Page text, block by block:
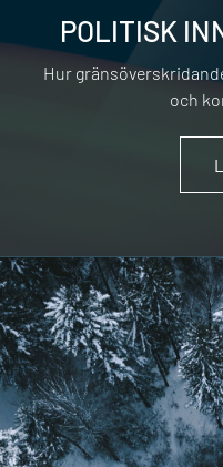
POLITISK
Hur
och